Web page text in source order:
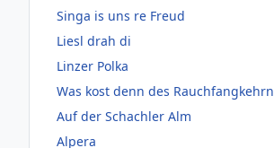
Singa is uns re Freud
Liesl drah di
Linzer Polka
Was kost denn des Rauchfangkehrn
Auf der Schachler Alm
Alpera